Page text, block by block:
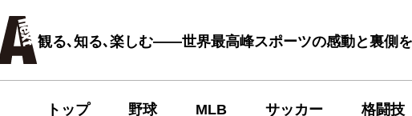
観る､知る､楽しむ――世界最高峰スポーツの感動と裏側
トップ 野球 MLB サッカー 格闘技